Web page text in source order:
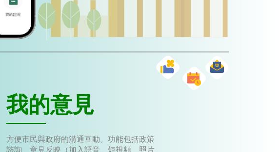
我的意見
方便市民與政府的溝通互動。功能包括政策
諮詢、意見反映（加入語音、短視頻、照片